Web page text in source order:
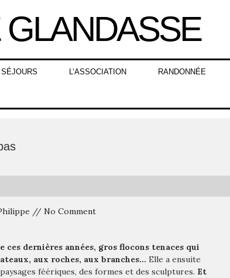
SÉJOURS L’ASSOCIATION RANDONNÉE
// No Comment
dernières années, gros flocons tenaces qui
aux roches, aux branches… Elle a ensuite
féériques, des formes et des sculptures. Et